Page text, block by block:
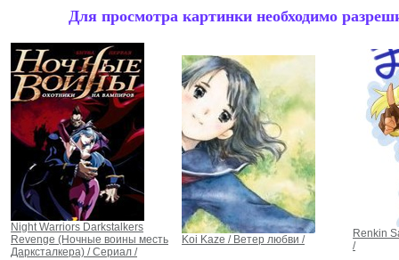
Для просмотра картинки необходимо
Night Warriors Darkstalkers
Revenge (Ночные воины месть
Дарксталкера) / Сериал /
Koi Kaze / Ветер любви /
Renkin
/